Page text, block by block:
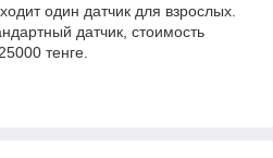
один датчик для взрослых.
датчик, стоимость
тенге.